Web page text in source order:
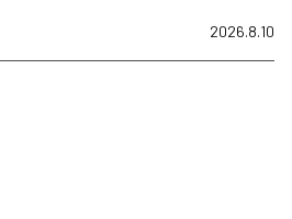
2026.8.10